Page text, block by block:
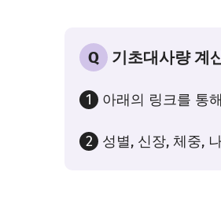
Q 기초대사량 계
1 아래의 링크를 통
2 성별, 신장, 체중,